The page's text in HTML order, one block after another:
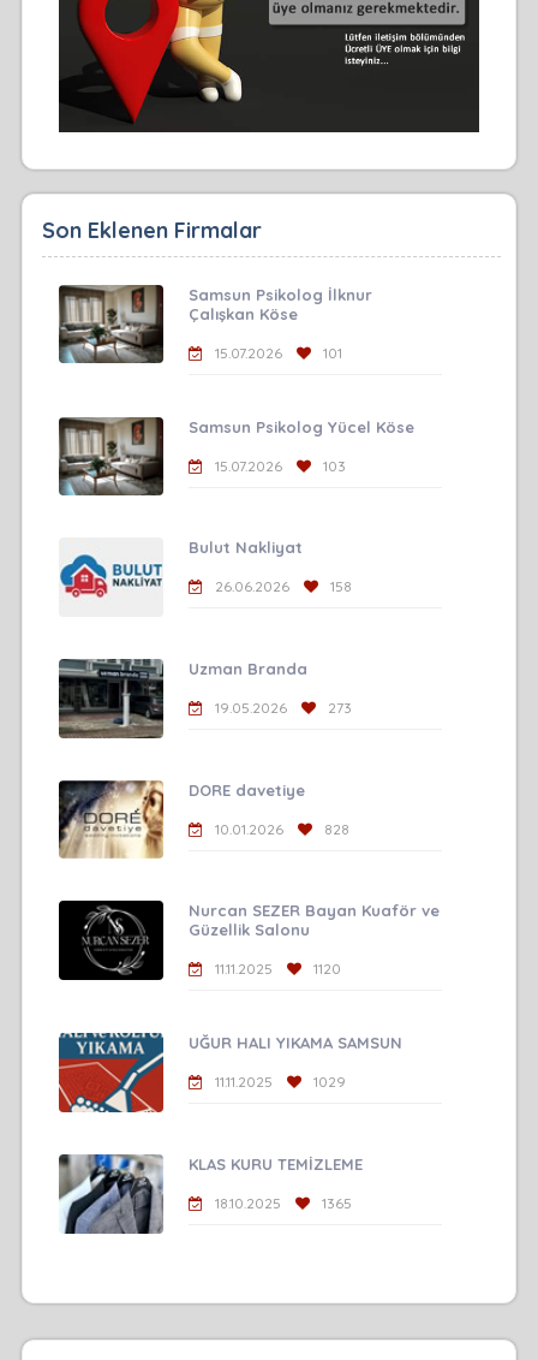
Son Eklenen Firmalar
Samsun Psikolog İlknur
Çalışkan Köse
15.07.2026 101
Samsun Psikolog Yücel Köse
15.07.2026 103
Bulut Nakliyat
26.06.2026 158
Uzman Branda
19.05.2026 273
DORE davetiye
10.01.2026 828
Nurcan SEZER Bayan Kuaför ve
Güzellik Salonu
11.11.2025 1120
UĞUR HALI YIKAMA SAMSUN
11.11.2025 1029
KLAS KURU TEMİZLEME
18.10.2025 1365